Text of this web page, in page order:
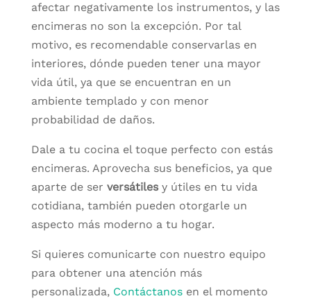
afectar negativamente los instrumentos, y las
encimeras no son la excepción. Por tal
motivo, es recomendable conservarlas en
interiores, dónde pueden tener una mayor
vida útil, ya que se encuentran en un
ambiente templado y con menor
probabilidad de daños.
Dale a tu cocina el toque perfecto con estás
encimeras. Aprovecha sus beneficios, ya que
aparte de ser versátilesy útiles en tu vida
cotidiana, también pueden otorgarle un
aspecto más moderno a tu hogar.
Si quieres comunicarte con nuestro equipo
para obtener una atención más
personalizada, Contáctanosen el momento